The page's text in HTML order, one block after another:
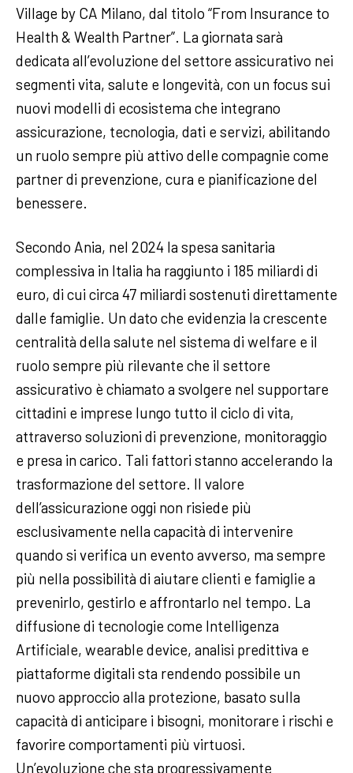
Village by CA Milano, dal titolo “From Insurance to
Health & Wealth Partner”. La giornata sarà
dedicata all’evoluzione del settore assicurativo nei
segmenti vita, salute e longevità, con un focus sui
nuovi modelli di ecosistema che integrano
assicurazione, tecnologia, dati e servizi, abilitando
un ruolo sempre più attivo delle compagnie come
partner di prevenzione, cura e pianificazione del
benessere.
Secondo Ania, nel 2024 la spesa sanitaria
complessiva in Italia ha raggiunto i 185 miliardi di
euro, di cui circa 47 miliardi sostenuti direttamente
dalle famiglie. Un dato che evidenzia la crescente
centralità della salute nel sistema di welfare e il
ruolo sempre più rilevante che il settore
assicurativo è chiamato a svolgere nel supportare
cittadini e imprese lungo tutto il ciclo di vita,
attraverso soluzioni di prevenzione, monitoraggio
e presa in carico. Tali fattori stanno accelerando la
trasformazione del settore. Il valore
dell’assicurazione oggi non risiede più
esclusivamente nella capacità di intervenire
quando si verifica un evento avverso, ma sempre
più nella possibilità di aiutare clienti e famiglie a
prevenirlo, gestirlo e affrontarlo nel tempo. La
diffusione di tecnologie come Intelligenza
Artificiale, wearable device, analisi predittiva e
piattaforme digitali sta rendendo possibile un
nuovo approccio alla protezione, basato sulla
capacità di anticipare i bisogni, monitorare i rischi e
favorire comportamenti più virtuosi.
Un’evoluzione che sta progressivamente